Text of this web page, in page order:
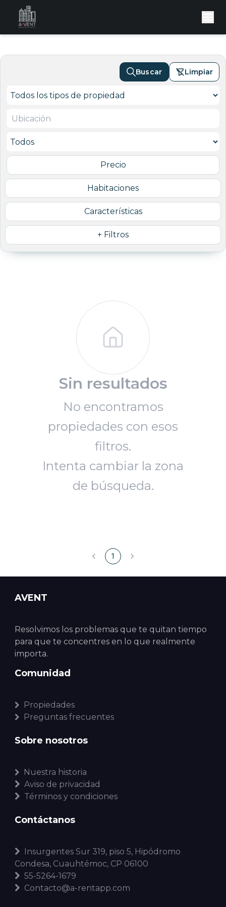
Precio
Habitaciones
Características
+ Filtros
Buscar Limpiar
Sin resultados
No encontramos
propiedades con esos
filtros.
Intenta cambiar la zona
de búsqueda.
1
AVENT
Resolvimos los problemas que te quitan tiempo
para que te concentres en lo que realmente
importa.
Comunidad
Propiedades
Preguntas frecuentes
Sobre nosotros
Nuestra historia
Aviso de privacidad
Términos y condiciones
Contáctanos
Insurgentes Sur 319, piso 5, Hipódromo
Condesa, Cuauhtémoc, CP 06100
55-5264-1679
Contacto@a-rentapp.com